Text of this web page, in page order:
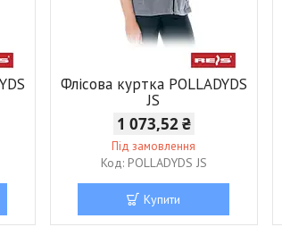
Флісова куртка POLLADYDS
JS
1 073,52 ₴
Під замовлення
POLLADYDS JS
Купити